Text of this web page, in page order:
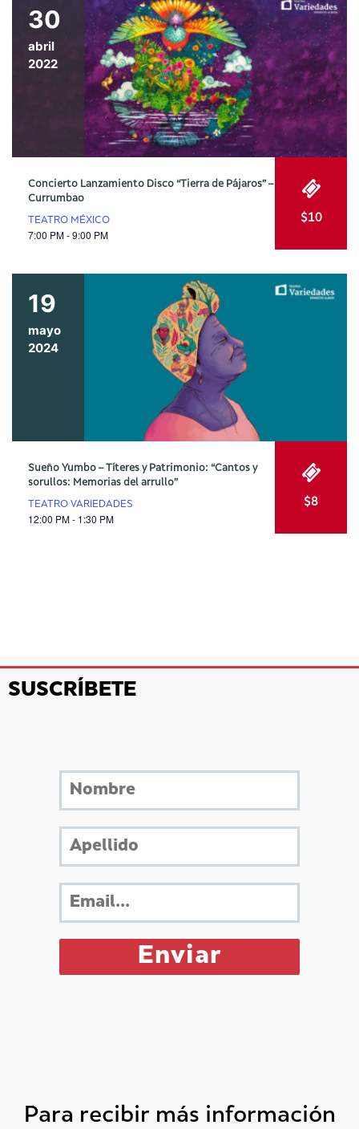
30
abril
2022
Concierto Lanzamiento Disco “Tierra de Pájaros” –
Currumbao
TEATRO MÉXICO
7:00 PM - 9:00 PM
$10
19
mayo
2024
Sueño Yumbo – Títeres y Patrimonio: “Cantos y
sorullos: Memorias del arrullo”
TEATRO VARIEDADES
12:00 PM - 1:30 PM
$8
SUSCRÍBETE
Para recibir más información